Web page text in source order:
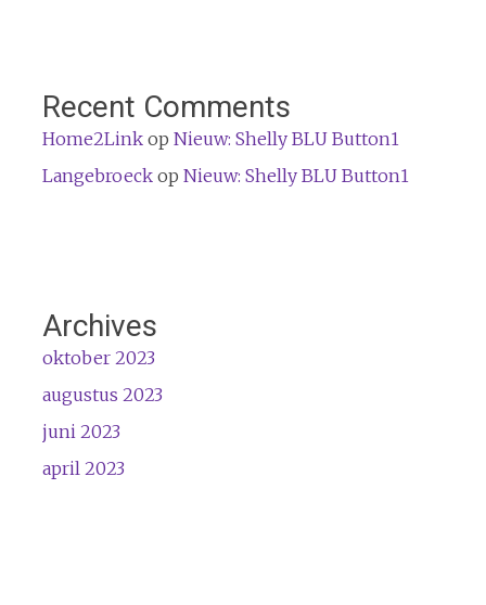
Recent Comments
Home2Linkop Nieuw: Shelly BLU Button1
Langebroeckop Nieuw: Shelly BLU Button1
Archives
oktober 2023
augustus 2023
juni 2023
april 2023